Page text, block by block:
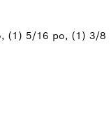
(1) 5/16 po, (1) 3/8